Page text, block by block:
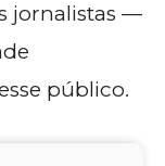
jornalistas —
público.